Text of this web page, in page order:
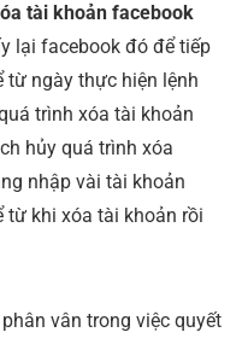
tài khoản facebook
lại facebook đó để tiếp
từ ngày thực hiện lệnh
trình xóa tài khoản
hủy quá trình xóa
nhập vài tài khoản
từ khi xóa tài khoản rồi
vân trong việc quyết